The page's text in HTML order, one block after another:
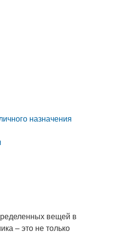
назначения
вещей в
– это не только